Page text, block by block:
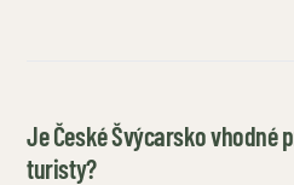
Je České Švýcarsko vhodné
turisty?